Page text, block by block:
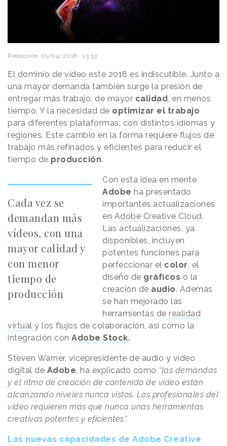
Redacción 05/04/2018 · 13:53
El dominio de vídeo este 2018 es indiscutible. Junto a
una mayor demanda también surge la presión de
entregar más trabajo, de mayor calidad, en menos
tiempo. Y la necesidad de optimizar el trabajo
para diferentes plataformas, con distintos idiomas y
regiones. Este cambio en la forma requiere flujos de
trabajo más refinados y eficientes para reducir el
tiempo de producción.
Cada vez se
demandan más
vídeos, con una
mayor calidad y
con menor
tiempo de
producción
Con esta idea en mente
Adobe ha presentado
importantes actualizaciones
en Adobe Creative Cloud.
Las actualizaciones, ya
disponibles, incluyen
potentes funciones para
perfeccionar el color, el
diseño de gráficos o la
creación de audio. Además
se han mejorado las
herramientas de realidad
virtual y los flujos de colaboración, así como la
integración con Adobe Stock.
Steven Warner, vicepresidente de audio y vídeo
digital de Adobe, ha explicado como “las demandas
y el ritmo de creación de contenido de vídeo están
alcanzando niveles nunca vistos. Los profesionales del
vídeo requieren más que nunca unas herramientas
creativas potentes y eficientes”.
Las nuevas capacidades de Adobe Creative